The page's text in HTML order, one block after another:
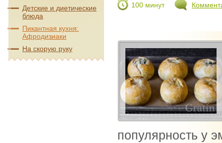
100 минут
популярность у
Детские и диетические
блюда
Пикантная кухня:
Афродизиаки
На скорую руку